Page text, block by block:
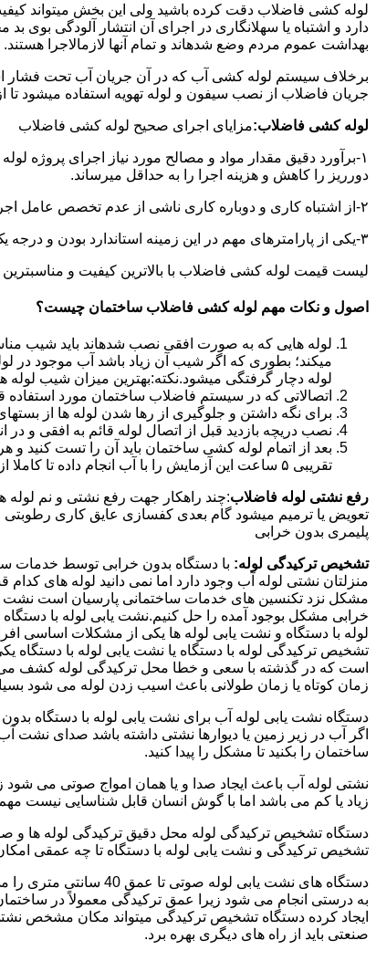
لوله کشی فاضلاب دقت کرده باشید ولی این بخش میتواند
دارد و اشتباه یا سهلانگاری در اجرای آن انتشار آلودگی
بهداشت عموم مردم وضع شدهاند و تمام آنها لازمالاجرا هستند.
برخلاف سیستم لوله کشی آب که در آن جریان آب تحت فشار
جریان فاضلاب از نصب سیفون و لوله تهویه استفاده میشود
لوله کشی فاضلاب:مزایای اجرای صحیح لوله کشی فاضلاب
۱-برآورد دقیق مقدار مواد و مصالح مورد نیاز اجرای پروژه
دورریز را کاهش و هزینه اجرا را به حداقل میرساند.
۲-از اشتباه کاری و دوباره کاری ناشی از عدم تخصص عامل اجرای سیستم فاضلاب جلوگیری میشود.
۳-یکی از پارامترهای مهم در این زمینه استاندارد بودن و درجه یک بودن لوازم تاسیسات بهداشتی است که افزایش طول عمر سیستم فاضلاب را در پی خواهد داشت.
لیست قیمت لوله کشی فاضلاب با بالاترین کیفیت و مناسبترین قیمت به صورت
اصول و نکات مهم لوله کشی فاضلاب ساختمان چیست؟
لوله هایی که به صورت افقی نصب شدهاند باید شیب
میکند؛ بطوری که اگر شیب آن زیاد باشد آب موجود در
لوله دچار گرفتگی میشود.نکته:بهترین میزان شیب لوله های افقی
اتصالاتی که در سیستم فاضلاب ساختمان مورد استفاده قرار
برای نگه داشتن و جلوگیری از رها شدن لوله ها از
نصب دریچه بازدید قبل از اتصال لوله قائم به افقی و
بعد از اتمام لوله کشی ساختمان باید آن را تست کنید
تقریبی ۵ ساعت این آزمایش را با آب انجام داده تا کاملا از آب بندی شدن سیستم فاضلاب اطمینان حاصل شود..
رفع نشتی لوله فاضلاب:چند راهکار جهت رفع نشتی و نم
تعویض یا ترمیم میشود گام بعدی کفسازی عایق کاری رطوبتی
پلیمری بدون خرابی
تشخیص ترکیدگی لوله: با دستگاه بدون خرابی توسط خدمات
منزلتان نشتی لوله آب وجود دارد اما نمی دانید لوله های
مشکل نزد تکنسین های خدمات ساختمانی پارسیان است نشت
خرابی مشکل بوجود آمده را حل کنیم.نشت یابی لوله با
لوله با دستگاه و نشت یابی لوله ها یکی از مشکلات
تشخیص ترکیدگی لوله با دستگاه یا نشت یابی لوله با
است که در گذشته با سعی و خطا محل ترکیدگی لوله کشف می
زمان کوتاه یا زمان طولانی باعث اسیب زدن لوله می شود
دستگاه نشت یابی لوله آب برای نشت یابی لوله با دستگاه
اگر آب در زیر زمین یا دیوارها نشتی داشته باشد صدای
ساختمان را بکنید تا مشکل را پیدا کنید.
نشتی لوله آب باعث ایجاد صدا و یا همان امواج صوتی می
زیاد یا کم می باشد اما با گوش انسان قابل شناسایی نیست
دستگاه تشخیص ترکیدگی لوله محل دقیق ترکیدگی لوله ها و
تشخیص ترکیدگی و نشت یابی لوله با دستگاه تا چه عمقی
ایجاد کرده دستگاه تشخیص ترکیدگی میتواند مکان مشخص
صنعتی باید از راه های دیگری بهره برد.